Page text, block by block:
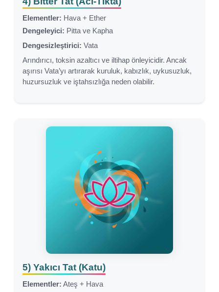
Elementler: Hava + Ether
Dengeleyici: Pitta ve Kapha
Dengesizleştirici: Vata
Arındırıcı, toksin azaltıcı ve iltihap önleyicidir. Ancak
aşırısı Vata’yı artırarak kuruluk, kabızlık, uykusuzluk,
huzursuzluk ve iştahsızlığa neden olabilir.
5) Yakıcı Tat (Katu)
Elementler: Ateş + Hava